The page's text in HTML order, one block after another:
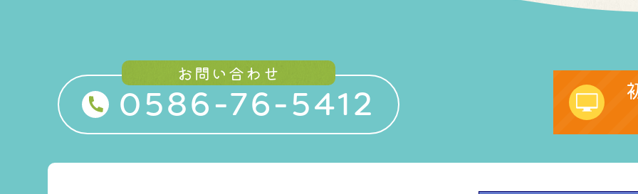
お問い合わせ
0586-76-5412